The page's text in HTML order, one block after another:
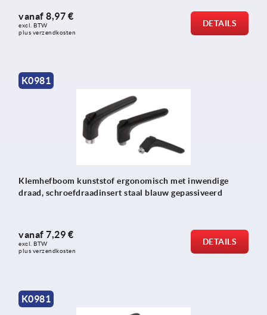
vanaf 8,97 €
excl. BTW
plus verzendkosten
DETAILS
K0981
Klemhefboom kunststof ergonomisch met inwendige
draad, schroefdraadinsert staal blauw gepassiveerd
vanaf 7,29 €
excl. BTW
plus verzendkosten
DETAILS
K0981